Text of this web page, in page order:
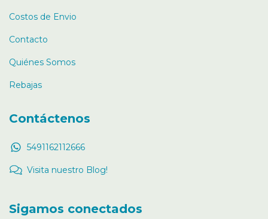
Costos de Envio
Contacto
Quiénes Somos
Rebajas
Contáctenos
5491162112666
Visita nuestro Blog!
Sigamos conectados